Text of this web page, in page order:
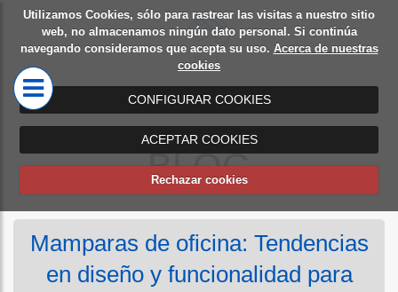
Utilizamos Cookies, sólo para rastrear las visitas a nuestro sitio
web, no almacenamos ningún dato personal. Si continúa
navegando consideramos que acepta su uso. Acerca de nuestras
cookies
CONFIGURAR COOKIES
ACEPTAR COOKIES
Rechazar cookies
Diseño
de
oficinas
Mamparas
de oficina
BLOG
Mamparas de oficina: Tendencias
en diseño y funcionalidad para